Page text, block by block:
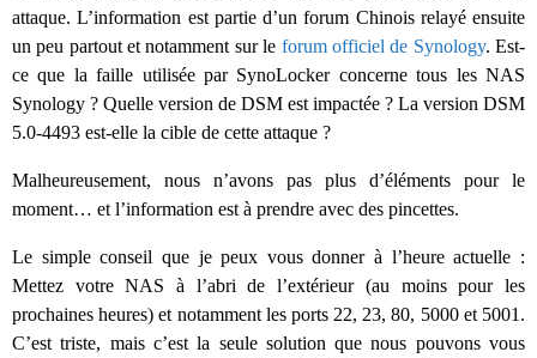
attaque. L’information est partie d’un forum Chinois relayé ensuite
un peu partout et notamment sur le forum officiel de Synology. Est-
ce que la faille utilisée par SynoLocker concerne tous les NAS
Synology ? Quelle version de DSM est impactée ? La version DSM
5.0-4493 est-elle la cible de cette attaque ?
Malheureusement, nous n’avons pas plus d’éléments pour le
moment… et l’information est à prendre avec des pincettes.
Le simple conseil que je peux vous donner à l’heure actuelle :
Mettez votre NAS à l’abri de l’extérieur (au moins pour les
prochaines heures) et notamment les ports 22, 23, 80, 5000 et 5001.
C’est triste, mais c’est la seule solution que nous pouvons vous